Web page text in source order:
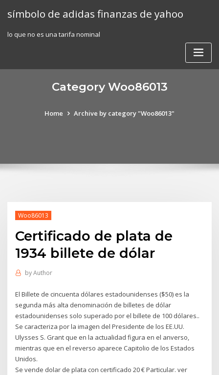
símbolo de adidas finanzas de yahoo
lo que no es una tarifa nominal
Category Woo86013
Home Archive by category "Woo86013"
Woo86013
Certificado de plata de
1934 billete de dólar
byAuthor
El Billete de cincuenta dólares estadounidenses ($50) es la
segunda más alta denominación de billetes de dólar
estadounidenses solo superado por el billete de 100 dólares..
Se caracteriza por la imagen del Presidente de los EE.UU.
Ulysses S. Grant que en la actualidad figura en el anverso,
mientras que en el reverso aparece Capitolio de los Estados
Unidos.
Se vende dolar de plata con certificado 20 € Particular. ver